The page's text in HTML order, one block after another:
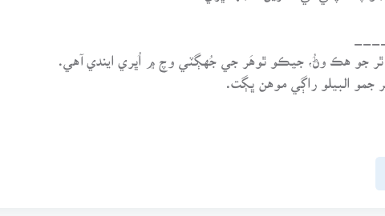
جو هڪ وڻُ، جيڪو ٿوهَر جي جُهڳٽي وچ ۾ اُڀري ايندي آهي.